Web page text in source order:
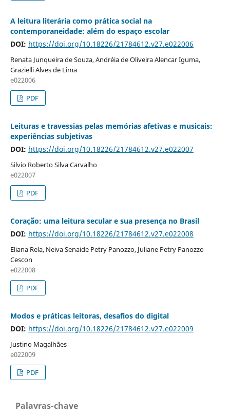
A leitura literária como prática social na
contemporaneidade: além do espaço escolar
DOI: https://doi.org/10.18226/21784612.v27.e022006
Renata Junqueira de Souza, Andréia de Oliveira Alencar Iguma,
Grazielli Alves de Lima
e022006
PDF
Leituras e travessias pelas memórias afetivas e musicais:
experiências subjetivas
DOI: https://doi.org/10.18226/21784612.v27.e022007
Silvio Roberto Silva Carvalho
e022007
PDF
Coração: uma leitura secular e sua presença no Brasil
DOI: https://doi.org/10.18226/21784612.v27.e022008
Eliana Rela, Neiva Senaide Petry Panozzo, Juliane Petry Panozzo
Cescon
e022008
PDF
Modos e práticas leitoras, desafios do digital
DOI: https://doi.org/10.18226/21784612.v27.e022009
Justino Magalhães
e022009
PDF
Palavras-chave